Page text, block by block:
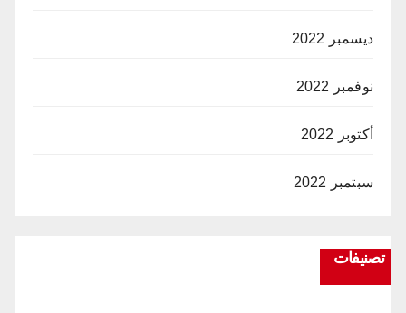
ديسمبر 2022
نوفمبر 2022
أكتوبر 2022
سبتمبر 2022
تصنيفات